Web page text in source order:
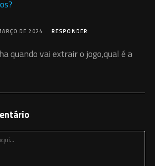
DE 2024 RESPONDER
quando vai extrair o jogo,qual é a